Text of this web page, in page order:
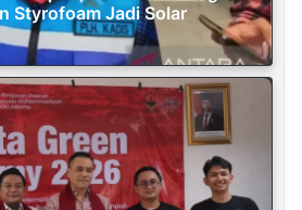
Styrofoam Jadi Solar